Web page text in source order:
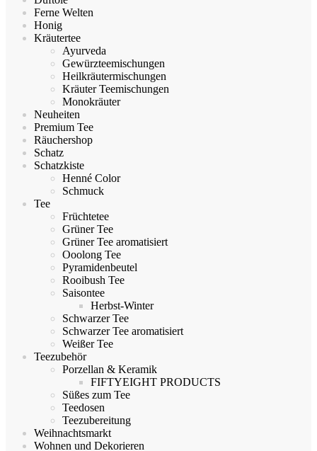
Ferne Welten
Honig
Kräutertee
Ayurveda
Gewürzteemischungen
Heilkräutermischungen
Kräuter Teemischungen
Monokräuter
Neuheiten
Premium Tee
Räuchershop
Schatz
Schatzkiste
Henné Color
Schmuck
Tee
Früchtetee
Grüner Tee
Grüner Tee aromatisiert
Ooolong Tee
Pyramidenbeutel
Rooibush Tee
Saisontee
Herbst-Winter
Schwarzer Tee
Schwarzer Tee aromatisiert
Weißer Tee
Teezubehör
Porzellan & Keramik
FIFTYEIGHT PRODUCTS
Süßes zum Tee
Teedosen
Teezubereitung
Weihnachtsmarkt
Wohnen und Dekorieren